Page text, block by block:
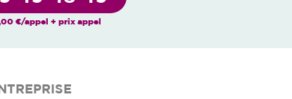
€/appel + prix appel